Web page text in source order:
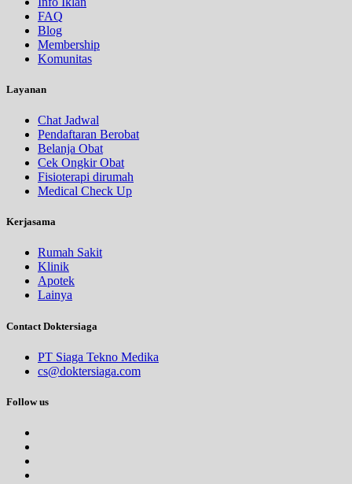
FAQ
Blog
Membership
Komunitas
Layanan
Chat Jadwal
Pendaftaran Berobat
Belanja Obat
Cek Ongkir Obat
Fisioterapi dirumah
Medical Check Up
Kerjasama
Rumah Sakit
Klinik
Apotek
Lainya
Contact Doktersiaga
PT Siaga Tekno Medika
cs@doktersiaga.com
Follow us